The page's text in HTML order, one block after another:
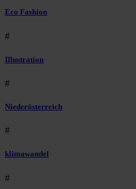
Eco Fashion
#
Illustration
#
Niederösterreich
#
klimawandel
#